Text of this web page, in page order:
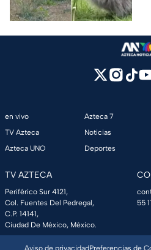
en vivo
TV Azteca
Azteca UNO
Azteca 7
Noticias
Deportes
TV AZTECA
Periférico Sur 4121,
Col. Fuentes Del Pedregal,
C.P. 14141,
Ciudad De México, México.
55